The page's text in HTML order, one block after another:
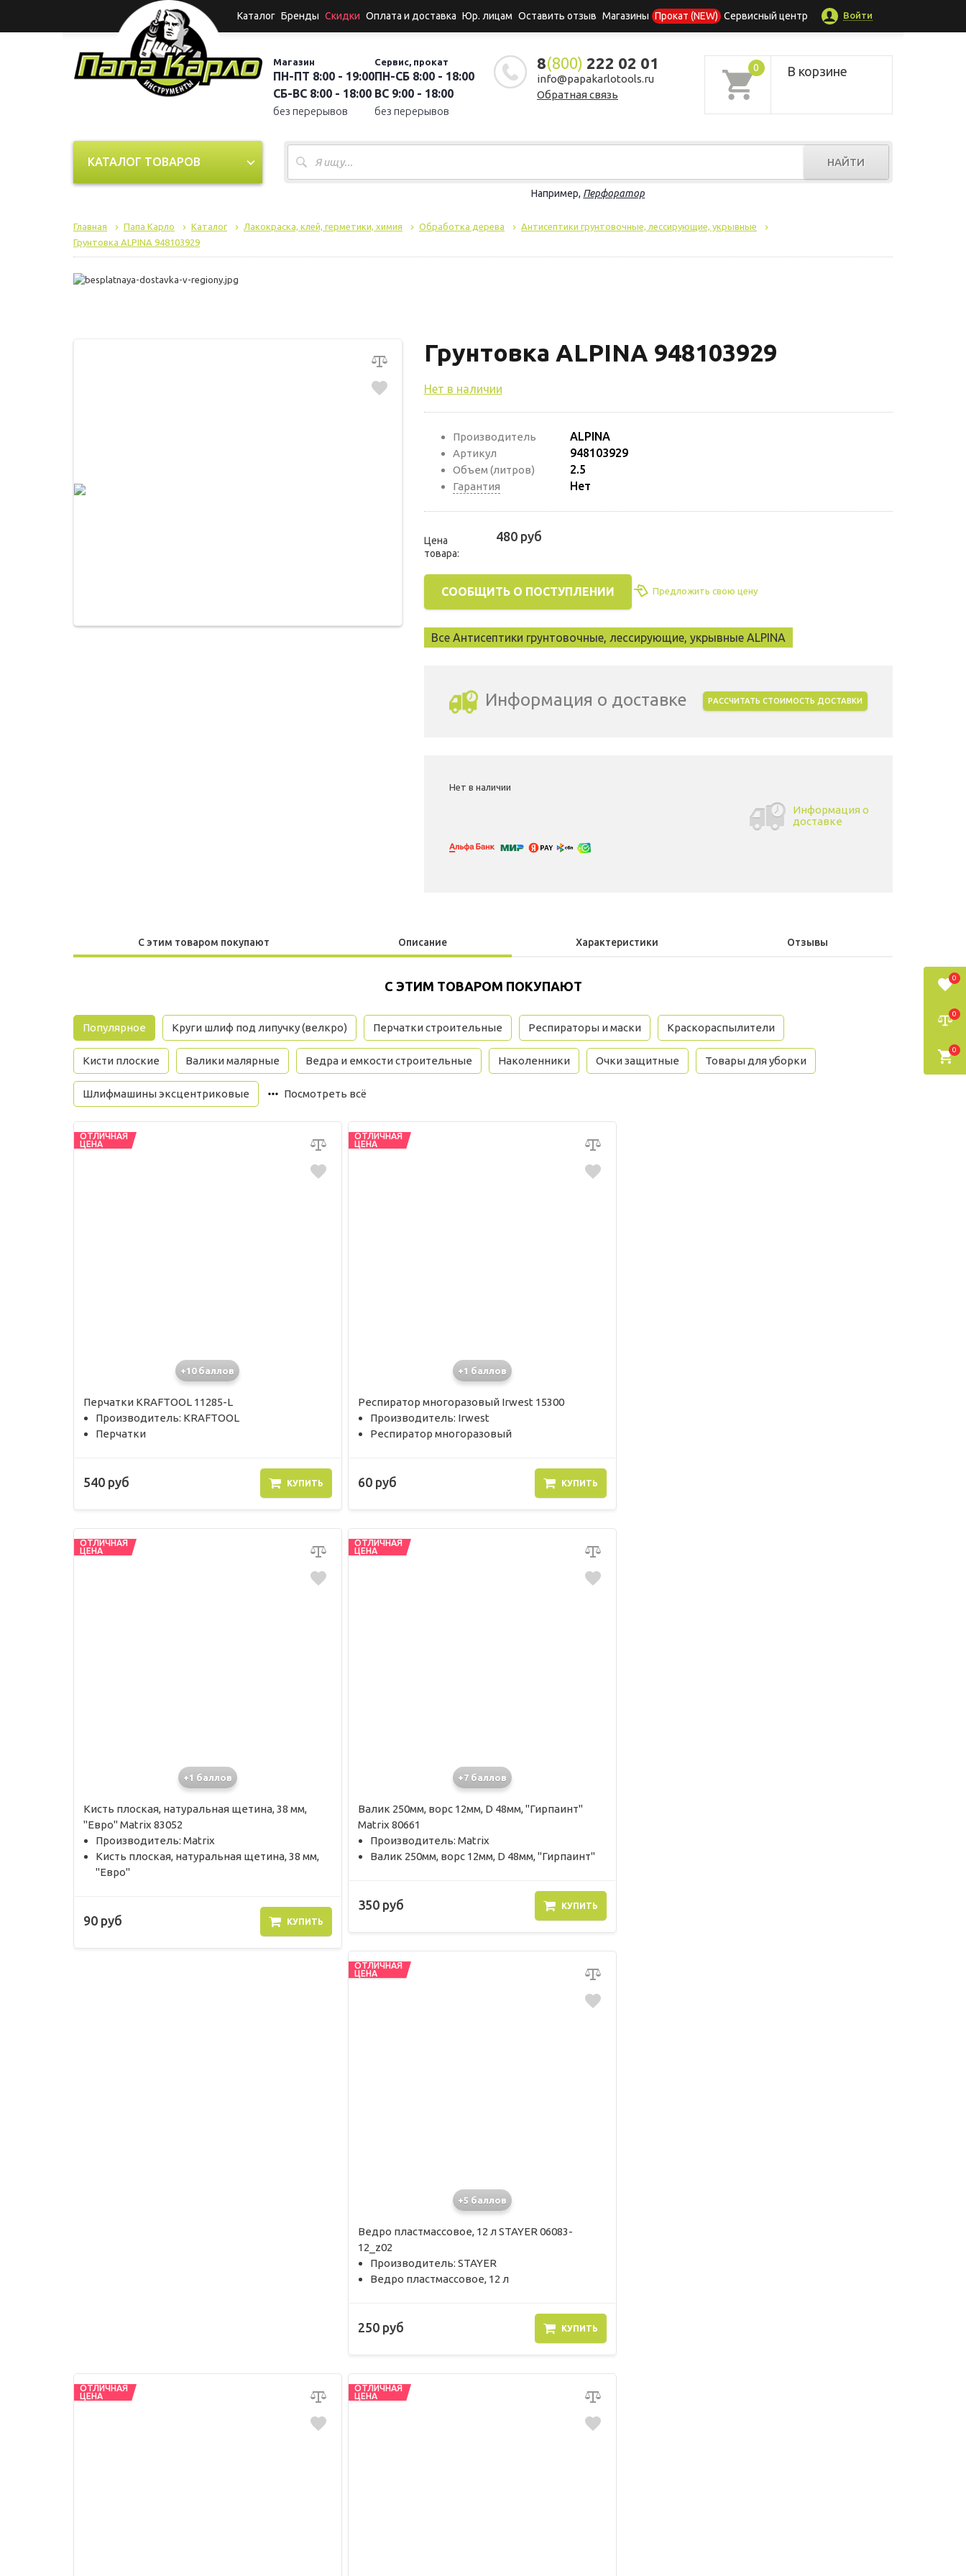
Каталог Бренды Скидки Оплата и доставка Юр. лицам Оставить отзыв Магазины Прокат (NEW) Сервисный центр Войти
Магазин
ПН-ПТ 8:00 - 19:00
СБ-ВС 8:00 - 18:00
без перерывов
Сервис, прокат
ПН-СБ 8:00 - 18:00
ВС 9:00 - 18:00
без перерывов
8(800) 222 02 01
info@papakarlotools.ru
Обратная связь
0 В корзине
НАЙТИ
Например, Перфоратор
КАТАЛОГ ТОВАРОВ
Главная Папа Карло Каталог Лакокраска, клей, герметики, химия Обработка дерева
Антисептики грунтовочные, лессирующие, укрывные
Грунтовка ALPINA 948103929
Грунтовка ALPINA 948103929
Нет в наличии
Производитель ALPINA
Артикул 948103929
Объем (литров) 2.5
Гарантия Нет
Цена
товара:
480 руб
СООБЩИТЬ О ПОСТУПЛЕНИИ Предложить свою цену
Все Антисептики грунтовочные, лессирующие, укрывные ALPINA
Информация о доставке РАССЧИТАТЬ СТОИМОСТЬ ДОСТАВКИ
Нет в наличии
Информация о
доставке
С этим товаром покупают Описание Характеристики Отзывы
С ЭТИМ ТОВАРОМ ПОКУПАЮТ
Популярное Круги шлиф под липучку (велкро) Перчатки строительные Респираторы и маски Краскораспылители
Кисти плоские Валики малярные Ведра и емкости строительные Наколенники Очки защитные Товары для уборки
Шлифмашины эксцентриковые Посмотреть всё
ОТЛИЧНАЯ
ЦЕНА
+10 баллов
Перчатки KRAFTOOL 11285-L
Производитель: KRAFTOOL
Перчатки
540 руб КУПИТЬ
ОТЛИЧНАЯ
ЦЕНА
+1 баллов
Респиратор многоразовый Irwest 15300
Производитель: Irwest
Респиратор многоразовый
60 руб КУПИТЬ
ОТЛИЧНАЯ
ЦЕНА
+1 баллов
Кисть плоская, натуральная щетина, 38 мм,
"Евро" Matrix 83052
Производитель: Matrix
Кисть плоская, натуральная щетина, 38 мм,
"Евро"
90 руб КУПИТЬ
ОТЛИЧНАЯ
ЦЕНА
+7 баллов
Валик 250мм, ворс 12мм, D 48мм, "Гирпаинт"
Matrix 80661
Производитель: Matrix
Валик 250мм, ворс 12мм, D 48мм, "Гирпаинт"
350 руб КУПИТЬ
ОТЛИЧНАЯ
ЦЕНА
+5 баллов
Ведро пластмассовое, 12 л STAYER 06083-
12_z02
Производитель: STAYER
Ведро пластмассовое, 12 л
250 руб КУПИТЬ
ОТЛИЧНАЯ
ЦЕНА
ОТЛИЧНАЯ
ЦЕНА
0
0
0